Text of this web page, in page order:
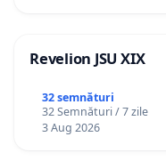
Revelion JSU XIX
32 semnături
32 Semnături / 7 zile
3 Aug 2026